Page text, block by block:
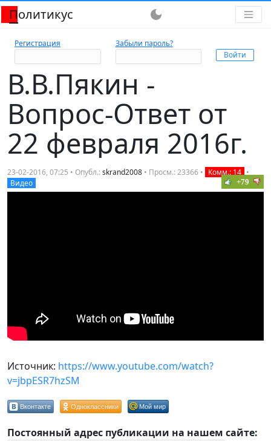
Политикус dark_mode
Регистрация Забыли пароль?
В.В.Пякин -
Вопрос-Ответ от
22 февраля 2016г.
23-02-2016, 07:25 • Опубл.:skrand2008 • Просм.: 23366 • Комм.: 14 •
Видео
+79
Источник: https://www.youtube.com/watch?
v=jbpESR7hzSM
Вконтакте Одноклассники Мой мир
Постоянный адрес публикации на нашем сайте: